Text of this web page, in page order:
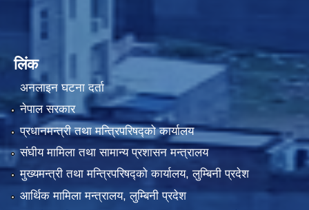
लिंक
अनलाइन घटना दर्ता
नेपाल सरकार
प्रधानमन्त्री तथा मन्त्रिपरिषद्को कार्यालय
संघीय मामिला तथा सामान्य प्रशासन मन्त्रालय
मुख्यमन्त्री तथा मन्त्रिपरिषद्को कार्यालय, लुम्बिनी प्रदेश
आर्थिक मामिला मन्त्रालय, लुम्बिनी प्रदेश